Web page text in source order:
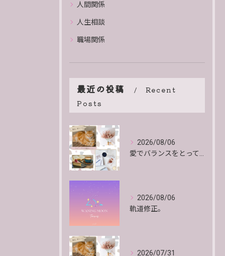
人間関係
人生相談
職場関係
最近の投稿
Recent
Posts
2026/08/06
2026/08/06
軌道修正。
2026/07/31